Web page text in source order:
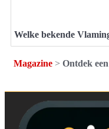
Welke bekende
Magazine> Ontdek